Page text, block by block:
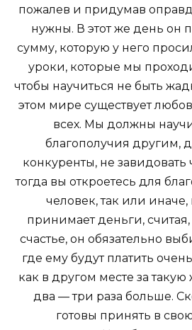
пожалев и придумав
нужны. В этот же день он
сумму, которую у него
уроки, которые мы
чтобы научиться не быть
этом мире существует
всех. Мы должны
благополучия другим,
конкуренты, не
тогда вы откроетесь для
человек, так или
принимает деньги, считая,
счастье, он обязательно
где ему будут платить
как в другом месте за такую
два — три раза больше.
готовы принять в